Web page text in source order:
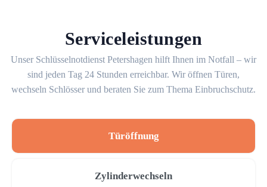
Serviceleistungen
Unser Schlüsselnotdienst Petershagen hilft Ihnen im Notfall – wir
sind jeden Tag 24 Stunden erreichbar. Wir öffnen Türen,
wechseln Schlösser und beraten Sie zum Thema Einbruchschutz.
Türöffnung
Zylinderwechseln